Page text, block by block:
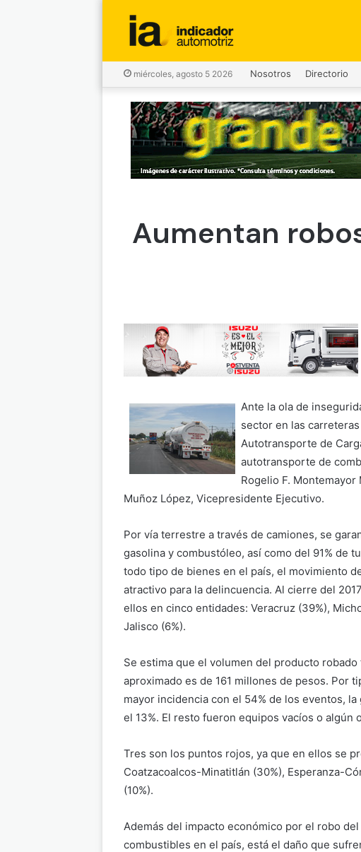
miércoles, agosto 5 2026 Nosotros Directorio
Aumentan
Ante la ola de
sector en las
Autotransporte de
autotransporte de
Rogelio F.
Muñoz López, Vicepresidente Ejecutivo.
Por vía terrestre a través de camiones, se
gasolina y combustóleo, así como del 91% de
todo tipo de bienes en el país, el movimiento
atractivo para la delincuencia. Al cierre del
ellos en cinco entidades: Veracruz (39%),
Jalisco (6%).
Se estima que el volumen del producto
aproximado es de 161 millones de pesos. Por
mayor incidencia con el 54% de los eventos,
el 13%. El resto fueron equipos vacíos o algún
Tres son los puntos rojos, ya que en ellos se
Coatzacoalcos-Minatitlán (30%), Esperanza-
(10%).
Además del impacto económico por el robo
combustibles en el país, está el daño que